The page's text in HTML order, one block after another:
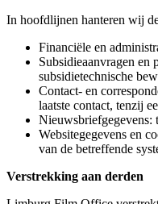
In hoofdlijnen hanteren wij
Financiële en
Subsidieaanvragen en
subsidietechnische
Contact- en
laatste contact, tenzij
Nieuwsbriefgegevens:
Websitegegevens en
van de betreffende
Verstrekking aan derden